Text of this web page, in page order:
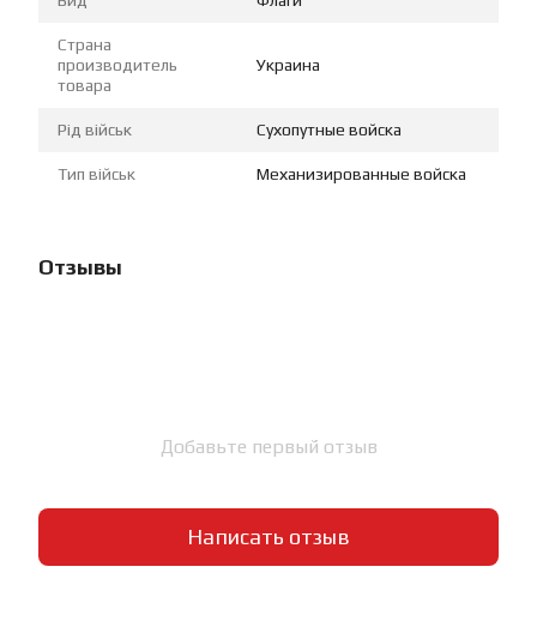
Страна
производитель
товара
Украина
Рід військ Сухопутные войска
Тип військ Механизированные войска
Отзывы
Добавьте первый отзыв
Написать отзыв